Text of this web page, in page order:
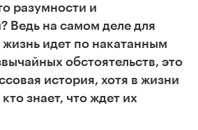
разумности и
Ведь на самом деле для
идет по накатанным
обстоятельств, это
история, хотя в жизни
знает, что ждет их